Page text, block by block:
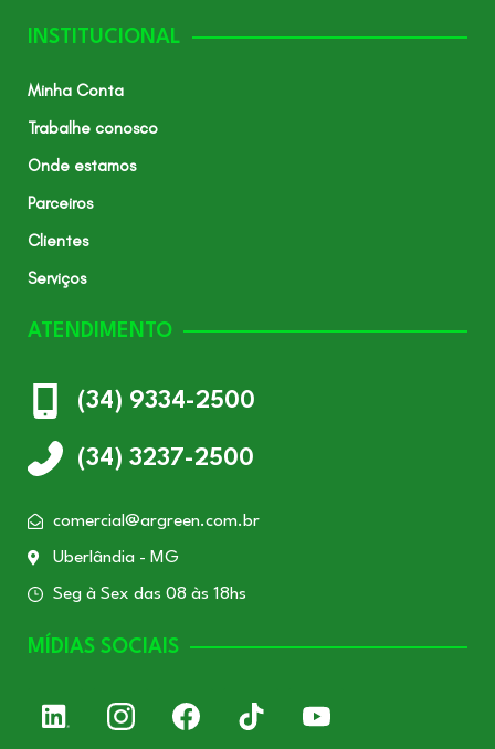
INSTITUCIONAL
Minha Conta
Trabalhe conosco
Onde estamos
Parceiros
Clientes
Serviços
ATENDIMENTO
(34) 9334-2500
(34) 3237-2500
comercial@argreen.com.br
Uberlândia - MG
Seg à Sex das 08 às 18hs
MÍDIAS SOCIAIS